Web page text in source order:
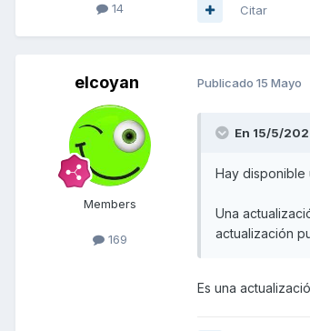
14 Citar
elcoyan
Members
169
Publicado 15 Mayo
En 15/5/
Hay disponible
Una
actualización
Es una